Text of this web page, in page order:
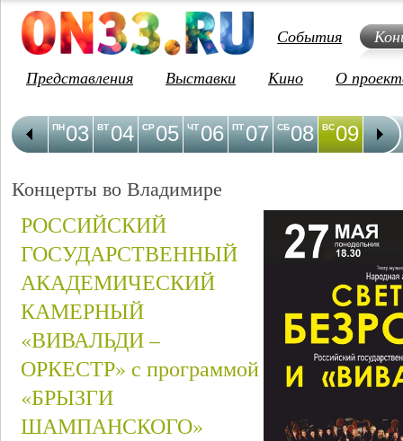
События
Представления
Выставки Кино О
03
ПН 04
ВТ 05
СР 06
ЧТ 07
ПТ 08
СБ 09
ВС 10
ПН
Концерты во Владимире
РОССИЙСКИЙ
ГОСУДАРСТВЕННЫЙ
АКАДЕМИЧЕСКИЙ
КАМЕРНЫЙ
«ВИВАЛЬДИ –
ОРКЕСТР» с программой
«БРЫЗГИ
ШАМПАНСКОГО»